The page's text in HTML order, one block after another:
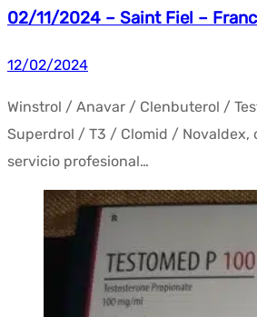
02/11/2024 – Saint Fiel –
12/02/2024
Winstrol / Anavar / Clenbuterol /
Superdrol / T3 / Clomid / Novaldex,
servicio profesional…